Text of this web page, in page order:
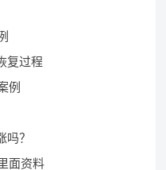
复过程
例
？
面资料